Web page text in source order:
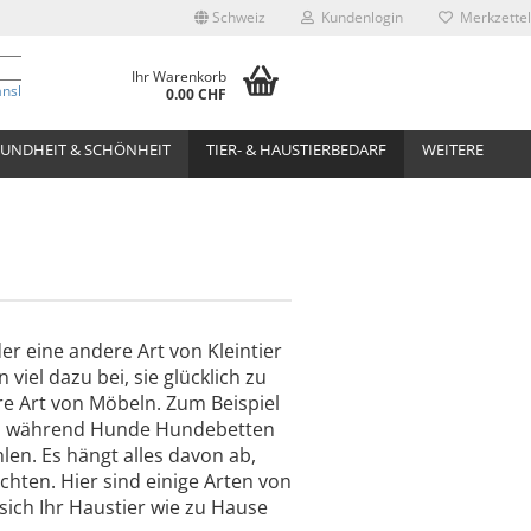
Schweiz Kundenlogin Merkzettel
Ihr Warenkorb
0.00 CHF
& SCHÖNHEIT TIER- & HAUSTIERBEDARF WEITERE
eine andere Art von Kleintier
dazu bei, sie glücklich zu
Art von Möbeln. Zum Beispiel
Hunde Hundebetten
Es hängt alles davon ab,
Hier sind einige Arten von
Ihr Haustier wie zu Hause